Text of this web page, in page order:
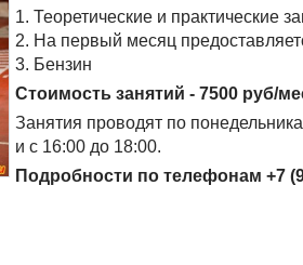
1. Теоретические и практические
2. На первый месяц
3. Бензин
Стоимость занятий - 7500 руб/
Занятия проводят по
и с 16:00 до 18:00.
Подробности по телефонам +7